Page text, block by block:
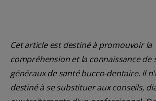
Cet article est destiné à promouvoir la
compréhension et la connaissance de
généraux de santé bucco-dentaire. Il
destiné à se substituer aux conseils,